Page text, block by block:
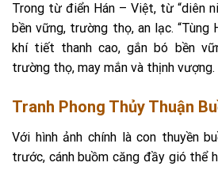
Trong từ điển Hán – Việt, từ “diên
bền vững, trường thọ, an lạc. “Tùng
khí tiết thanh cao, gắn bó bền
trường thọ, may mắn và thịnh vượng.
Tranh Phong Thủy Thuận
Với hình ảnh chính là con thuyền
trước, cánh buồm căng đầy gió thể